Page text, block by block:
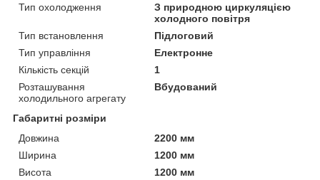
Тип охолодження
З природною циркуляцією
холодного повітря
Тип встановлення
Підлоговий
Тип управління
Електронне
Кількість секцій
1
Розташування
холодильного агрегату
Вбудований
Габаритні розміри
Довжина
2200 мм
Ширина
1200 мм
Висота
1200 мм